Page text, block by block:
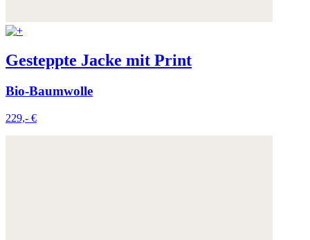
Gesteppte Jacke mit Print
Bio-Baumwolle
229,- €